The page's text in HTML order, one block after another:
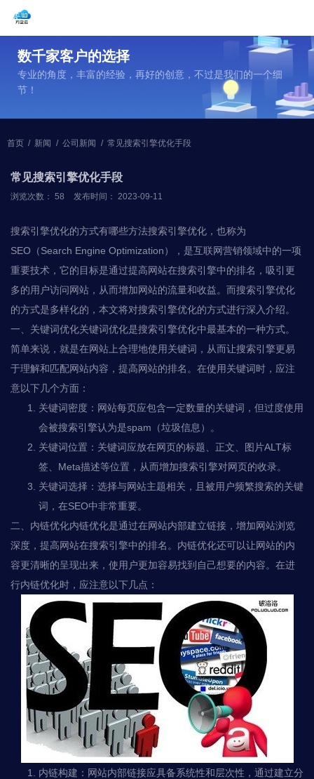
数千家客户的选择
专业的角度，丰富的经验，再好的创意，不过是我们的一个细
节！
首页 / 新闻 / 公司新闻 / 常见搜索引擎优化手段
常见搜索引擎优化手段
浏览次数： 58 发布时间： 2023-09-11
搜索引擎优化的方式有哪些方法搜索引擎优化，也称为
SEO（Search Engine Optimization），是互联网营销领域中的一项
重要技术，它的目标是通过提高网站在搜索引擎中的排名，吸引更
多的用户访问网站，从而增加网站的流量和收益。而搜索引擎优化
的方式是多样化的，本文将对搜索引擎优化的方式进行深入介绍。
一、关键词优化关键词优化是搜索引擎优化中最基本的一种方式。
简单来说，就是在网站上合理地使用关键词，从而让搜索引擎更易
于理解和匹配网站内容，提高网站的排名。在使用关键词时，应注
意以下几个方面：
关键词密度：网站每页应包含一定数量的关键词，但过度使用
会被搜索引擎认为是spam（垃圾信息）。
关键词位置：关键词应放在网页的标题、正文、图片ALT标
签、Meta描述等位置，从而增加搜索引擎对网页的收录。
关键词选择：选择与网站主题相关，且被用户频繁搜索的关键
词，在SEO中非常重要。
二、内链优化内链优化是通过在网站内部建立链接，增加网站浏览
深度，提高网站在搜索引擎中的排名。内链优化还可以让网站的内
容更清晰的呈现出来，使用户更加容易找到自己想要的内容。在进
行内链优化时，应注意以下几点：
内链构建：网站内部链接应具备系统性和层次性，通过建立分